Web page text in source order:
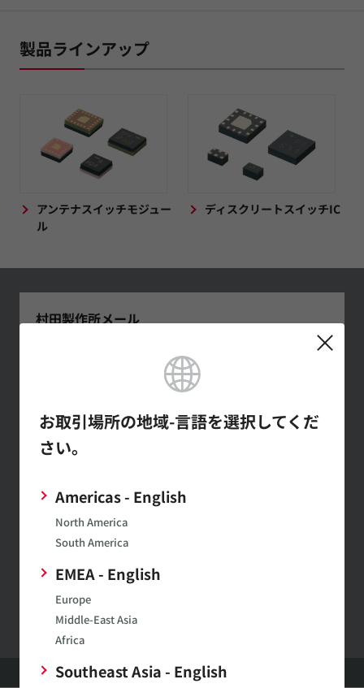
お取引場所の地域-言語を選択してくだ
さい。
Americas - English
North America
South America
EMEA - English
Europe
Middle-East Asia
Africa
Southeast Asia - English
製品ラインアップ
アンテナスイッチモジュー
ル
ディスクリートスイッチIC
村田製作所メール
最新の製品情報やイベントの紹介
など幅広い情報を月1～２回お届
ムラタ製品の特性表示や特性データのダウンロードがで
きます。
村田製作所ウェブサイトへのご意見・ご要望
HOME 製品 RFスイッチ